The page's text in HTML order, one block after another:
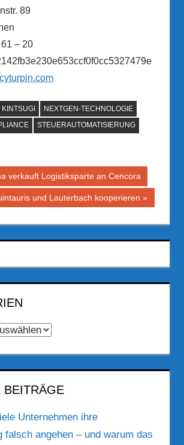
89
– 20
KINTSUGI
NEXTGEN-TECHNOLOGIE
STEUERAUTOMATISIERUNG
verkauft Logistiksparte an Cencora
und Lauterbach kooperieren
BEITRÄGE
Unternehmen ihre
falsch angehen – und warum das